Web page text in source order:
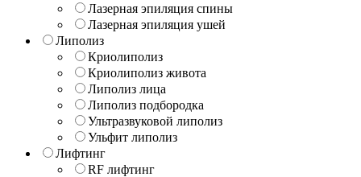
Лазерная эпиляция спины
Лазерная эпиляция ушей
Липолиз
Криолиполиз
Криолиполиз живота
Липолиз лица
Липолиз подбородка
Ультразвуковой липолиз
Ульфит липолиз
Лифтинг
RF лифтинг